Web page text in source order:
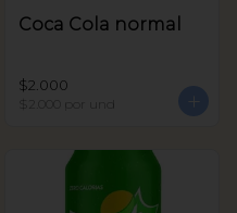
Coca Cola normal
$2.000
$2.000 por und